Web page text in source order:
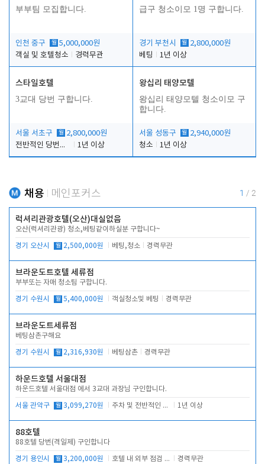
부부팀 모집합니다.
인천 중구 월 5,000,000원
객실 및 호텔청소
경력무관
급구 청소이모 1명 구합니다.
경기 부천시 월 2,800,000원
베팅
1년 이상
스타일호텔
3교대 당번 구합니다.
서울 서초구 월 2,800,000원
전반적인 당번업무
1년 이상
왕십리 태양모텔
왕십리 태양모텔 청소이모 구
합니다.
서울 성동구 월 2,940,000원
청소
1년 이상
채용 메인포커스 1 / 2
럭셔리관광호텔(오산)대실없음
오산(럭셔리관광) 청소,베팅같이하실분 구합니다~
경기 오산시 월 2,500,000원 베팅,청소 경력무관
브라운도트호텔 세류점
부부또는 자매 청소팀 구합니다.
경기 수원시 월 5,400,000원 객실청소및 베팅 경력무관
브라운도트세류점
베팅삼촌구해요
경기 수원시 월 2,316,930원 베팅삼촌 경력무관
하운드호텔 서울대점
하운드호텔 서울대점 에서 3교대 과장님 구인합니다.
서울 관악구 월 3,099,270원 주차 및 전반적인 당번업무 1년 이상
88호텔
88호텔 당번(격일제) 구인합니다
경기 용인시 월 3,200,000원 호텔 내 외부 점검 및 프런트 운영 경력무관